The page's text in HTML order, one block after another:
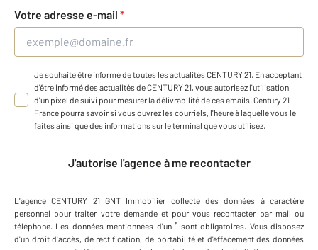
Votre adresse e-mail *
Je souhaite être informé de toutes les actualités CENTURY 21. En acceptant
d'être informé des actualités de CENTURY 21, vous autorisez l'utilisation
d'un pixel de suivi pour mesurer la délivrabilité de ces emails. Century 21
France pourra savoir si vous ouvrez les courriels, l'heure à laquelle vous le
faites ainsi que des informations sur le terminal que vous utilisez.
J'autorise l'agence à me recontacter
L'agence CENTURY 21 GNT Immobilier collecte des données à caractère
personnel pour traiter votre demande et pour vous recontacter par mail ou
téléphone. Les données mentionnées d'un * sont obligatoires. Vous disposez
d'un droit d'accès, de rectification, de portabilité et d'effacement des données